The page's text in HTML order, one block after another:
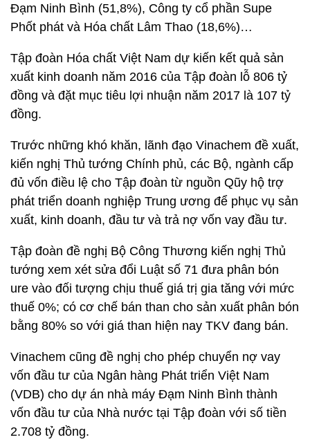
Đạm Ninh Bình (51,8%), Công ty cổ phần Supe
Phốt phát và Hóa chất Lâm Thao (18,6%)…
Tập đoàn Hóa chất Việt Nam dự kiến kết quả sản
xuất kinh doanh năm 2016 của Tập đoàn lỗ 806 tỷ
đồng và đặt mục tiêu lợi nhuận năm 2017 là 107 tỷ
đồng.
Trước những khó khăn, lãnh đạo Vinachem đề xuất,
kiến nghị Thủ tướng Chính phủ, các Bộ, ngành cấp
đủ vốn điều lệ cho Tập đoàn từ nguồn Qũy hộ trợ
phát triển doanh nghiệp Trung ương để phục vụ sản
xuất, kinh doanh, đầu tư và trả nợ vốn vay đầu tư.
Tập đoàn đề nghị Bộ Công Thương kiến nghị Thủ
tướng xem xét sửa đổi Luật số 71 đưa phân bón
ure vào đối tượng chịu thuế giá trị gia tăng với mức
thuế 0%; có cơ chế bán than cho sản xuất phân bón
bằng 80% so với giá than hiện nay TKV đang bán.
Vinachem cũng đề nghị cho phép chuyển nợ vay
vốn đầu tư của Ngân hàng Phát triển Việt Nam
(VDB) cho dự án nhà máy Đạm Ninh Bình thành
vốn đầu tư của Nhà nước tại Tập đoàn với số tiền
2.708 tỷ đồng.